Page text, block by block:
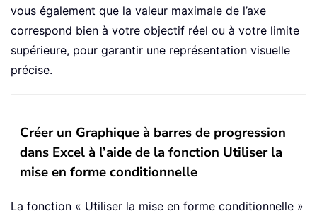
vous également que la valeur maximale de l’axe
correspond bien à votre objectif réel ou à votre limite
supérieure, pour garantir une représentation visuelle
précise.
Créer un Graphique à barres de progression
dans Excel à l’aide de la fonction Utiliser la
mise en forme conditionnelle
La fonction « Utiliser la mise en forme conditionnelle »